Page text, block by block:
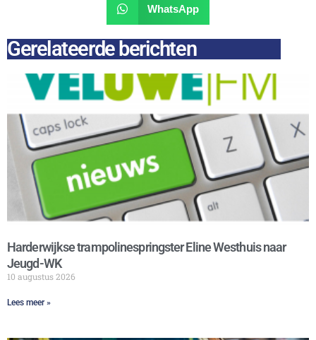
WhatsApp
Gerelateerde berichten
Harderwijkse trampolinespringster Eline Westhuis naar
Jeugd-WK
10 augustus 2026
Lees meer »